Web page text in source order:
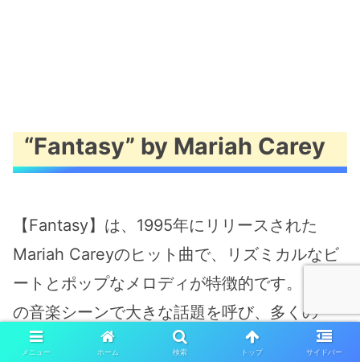
“Fantasy” by Mariah Carey
【Fantasy】は、1995年にリリースされた
Mariah Careyのヒット曲で、リズミカルなビ
ートとポップなメロディが特徴的です。当時
の音楽シーンで大きな話題を呼び、多くの
人々から支持されました。テーマは、夢や幻
メニュー ホーム 検索 トップ サイドバー